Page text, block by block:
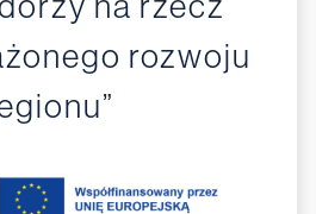
rozwoju